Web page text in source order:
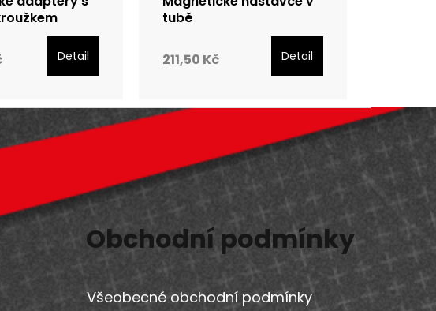
Detail
tubě
211,50 Kč Detail
Obchodní podmínky
Všeobecné obchodní podmínky